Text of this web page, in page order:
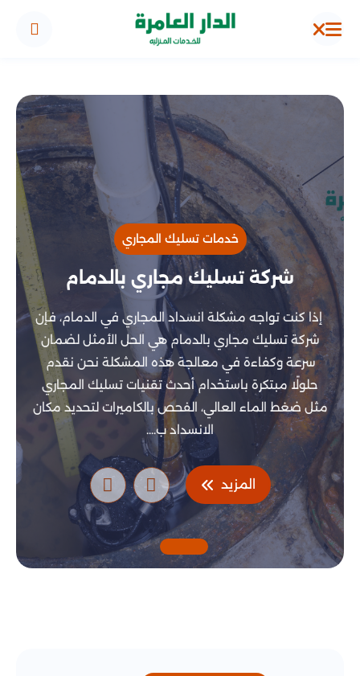
خدمات تسليك المجاري
شركة تسليك مجاري بالدمام
إذا كنت تواجه مشكلة انسداد المجاري في الدمام، فإن
شركة تسليك مجاري بالدمام هي الحل الأمثل لضمان
سرعة وكفاءة في معالجة هذه المشكلة نحن نقدم
حلولًا مبتكرة باستخدام أحدث تقنيات تسليك المجاري
مثل ضغط الماء العالي، الفحص بالكاميرات لتحديد مكان
الانسداد ب....
المزيد